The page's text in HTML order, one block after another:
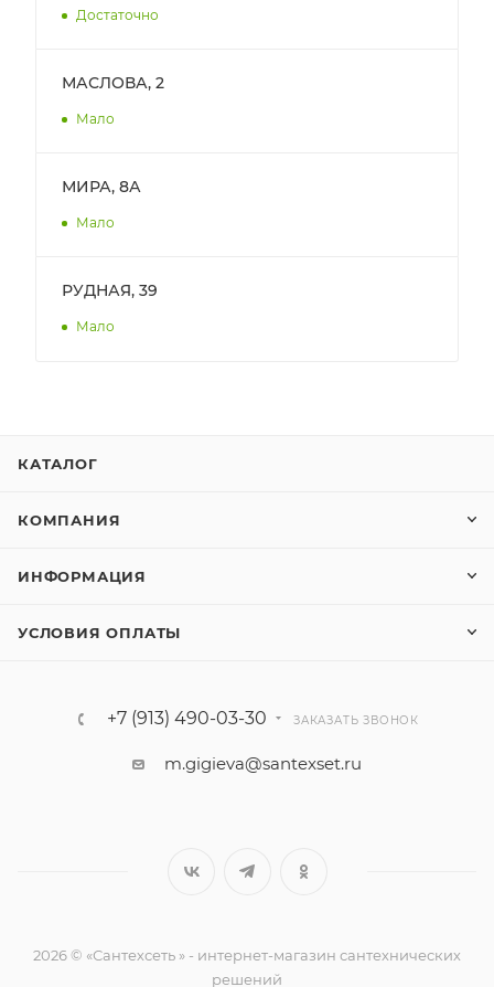
Достаточно
МАСЛОВА, 2
Мало
МИРА, 8А
Мало
РУДНАЯ, 39
Мало
КАТАЛОГ
КОМПАНИЯ
ИНФОРМАЦИЯ
УСЛОВИЯ ОПЛАТЫ
+7 (913) 490-03-30 ЗАКАЗАТЬ ЗВОНОК
m.gigieva@santexset.ru
2026 © «Сантехсеть » - интернет-магазин сантехнических
решений